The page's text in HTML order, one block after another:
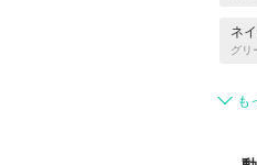
ネ
グリ
も